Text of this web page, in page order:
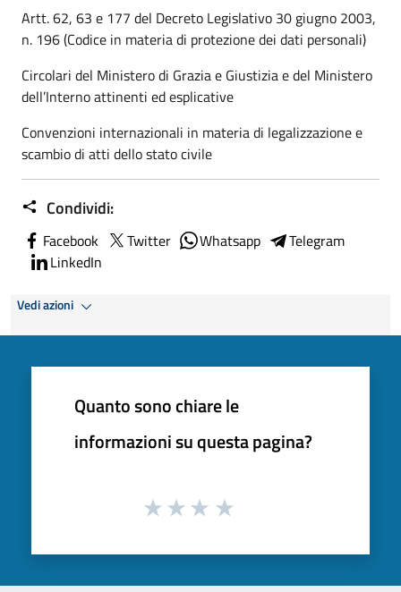
Artt. 62, 63 e 177 del Decreto Legislativo 30 giugno 2003,
n. 196 (Codice in materia di protezione dei dati personali)
Circolari del Ministero di Grazia e Giustizia e del Ministero
dell’Interno attinenti ed esplicative
Convenzioni internazionali in materia di legalizzazione e
scambio di atti dello stato civile
Condividi:
Facebook Twitter Whatsapp
Telegram
LinkedIn
Vedi azioni
Quanto sono chiare le
informazioni su questa pagina?